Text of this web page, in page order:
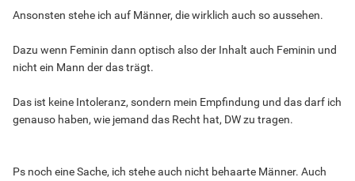
Ansonsten stehe ich auf Männer, die wirklich auch so aussehen.
Dazu wenn Feminin dann optisch also der Inhalt auch Feminin und
nicht ein Mann der das trägt.
Das ist keine Intoleranz, sondern mein Empfindung und das darf ich
genauso haben, wie jemand das Recht hat, DW zu tragen.
Ps noch eine Sache, ich stehe auch nicht behaarte Männer. Auch